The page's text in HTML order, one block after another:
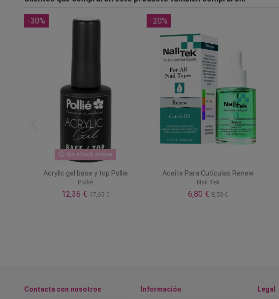
-30%
Sin stock online
Acrylic gel base y top Pollie
Pollié
12,36 €17,65 €
-20%
Aceite Para Cutículas Renew
Nail Tek
6,80 €8,50 €
Contacta con nosotros Información Legal